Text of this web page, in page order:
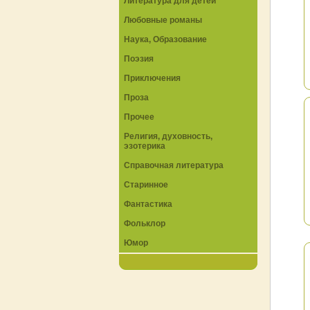
Любовные романы
Наука, Образование
Поэзия
Приключения
Проза
Прочее
Религия, духовность,
эзотерика
Справочная литература
Старинное
Фантастика
Фольклор
Юмор